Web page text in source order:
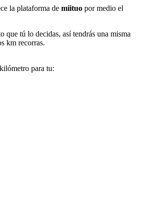
la plataforma de miituo por medio el
que tú lo decidas, así tendrás una misma
km recorras.
para tu: